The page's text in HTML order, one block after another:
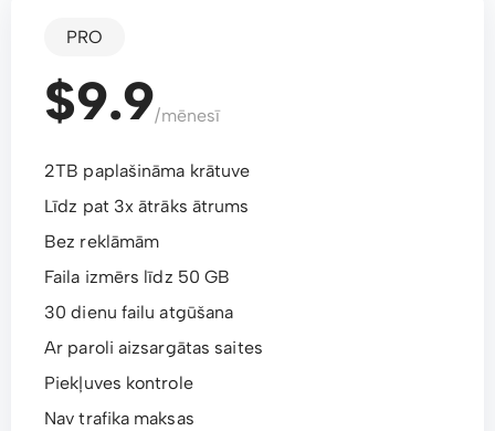
PRO
$9.9/mēnesī
2TB paplašināma krātuve
Līdz pat 3x ātrāks ātrums
Bez reklāmām
Faila izmērs līdz 50 GB
30 dienu failu atgūšana
Ar paroli aizsargātas saites
Piekļuves kontrole
Nav trafika maksas